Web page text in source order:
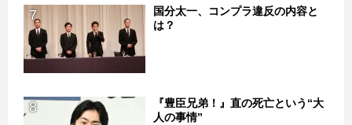
7
国分太一、コンプラ違反の内容と
は？
8
『豊臣兄弟！』直の死亡という“大
人の事情”